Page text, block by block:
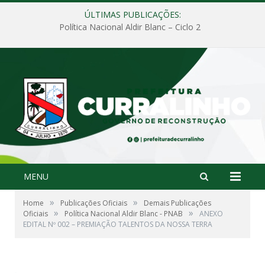
ÚLTIMAS PUBLICAÇÕES:
Política Nacional Aldir Blanc – Ciclo 2
MENU
Home » Publicações Oficiais »
Demais Publicações
Oficiais » Política Nacional Aldir Blanc - PNAB »
ANEXO
EDITAL Nº 002 – PREMIAÇÃO TALENTOS DA NOSSA TERRA